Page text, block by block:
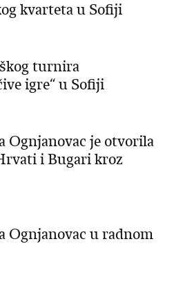
kvarteta u Sofiji
turnira
igre“ u Sofiji
Ognjanovac je otvorila
i Bugari kroz
Ognjanovac u radnom